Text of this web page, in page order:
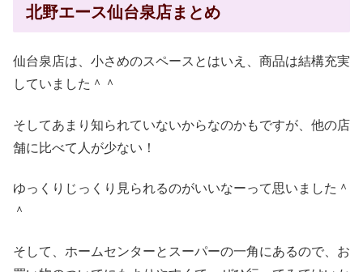
北野エース仙台泉店まとめ
仙台泉店は、小さめのスペースとはいえ、商品は結構充実
していました＾＾
そしてあまり知られていないからなのかもですが、他の店
舗に比べて人が少ない！
ゆっくりじっくり見られるのがいいなーって思いました＾
＾
そして、ホームセンターとスーパーの一角にあるので、お